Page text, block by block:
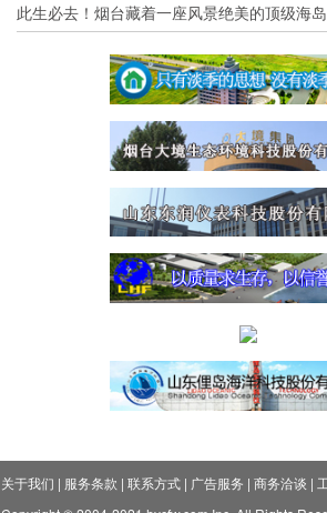
此生必去！烟台藏着一座风景绝美的顶级海岛
关于我们 | 服务条款 | 联系方式| 广告服务 | 商务洽谈 |